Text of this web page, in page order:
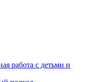
работа с детьми и